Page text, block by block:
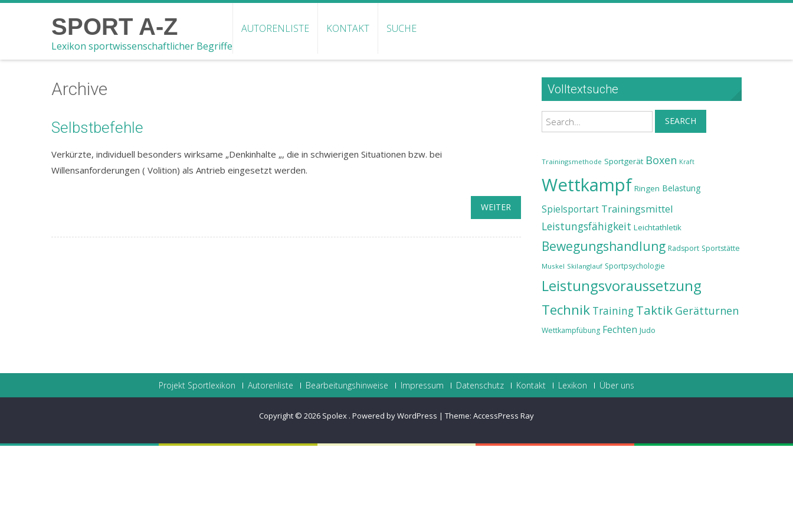
SPORT A-Z
Lexikon sportwissenschaftlicher Begriffe
AUTORENLISTE KONTAKT SUCHE
Archive
Selbstbefehle
Verkürzte, individuell besonders wirksame „Denkinhalte „, die in schwierigen Situationen bzw. bei
Willensanforderungen ( Volition) als Antrieb eingesetzt werden.
WEITER
Volltextsuche
Search SEARCH
Trainingsmethode Sportgerät Boxen Kraft
Wettkampf Ringen Belastung
Spielsportart Trainingsmittel
Leistungsfähigkeit Leichtathletik
Bewegungshandlung Radsport Sportstätte
Muskel Skilanglauf Sportpsychologie
Leistungsvoraussetzung
Technik Training Taktik Gerätturnen
Wettkampfübung Fechten Judo
Projekt Sportlexikon Autorenliste Bearbeitungshinweise Impressum Datenschutz Kontakt Lexikon Über uns
Copyright © 2026 Spolex . Powered by WordPress | Theme: AccessPress Ray